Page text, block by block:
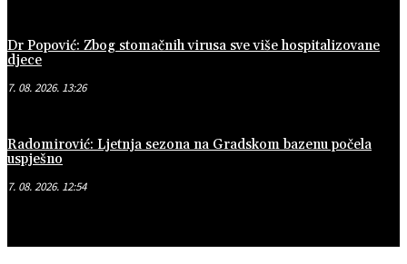
Dr Popović: Zbog stomačnih virusa sve više hospitalizovane
djece
7. 08. 2026. 13:26
Radomirović: Ljetnja sezona na Gradskom bazenu počela
uspješno
7. 08. 2026. 12:54